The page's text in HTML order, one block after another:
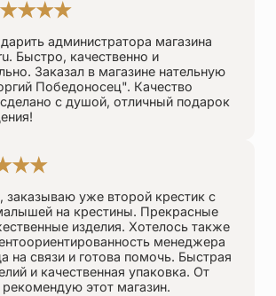
администратора магазина
Быстро, качественно и
Заказал в магазине нательную
Победоносец". Качество
с душой, отличный подарок
уже второй крестик с
на крестины. Прекрасные
изделия. Хотелось также
менеджера
на связи и готова помочь. Быстрая
и качественная упаковка. От
рекомендую этот магазин.